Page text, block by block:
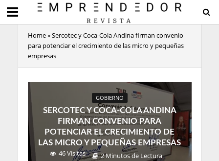
Home»Sercotec y Coca-Cola Andina firman convenio
para potenciar el crecimiento de las micro y pequeñas
empresas
GOBIERNO
SERCOTEC Y COCA-COLA ANDINA
FIRMAN CONVENIO PARA
POTENCIAR EL CRECIMIENTO DE
LAS MICRO Y PEQUEÑAS EMPRESAS
46 Visitas
2 Minutos de Lectura